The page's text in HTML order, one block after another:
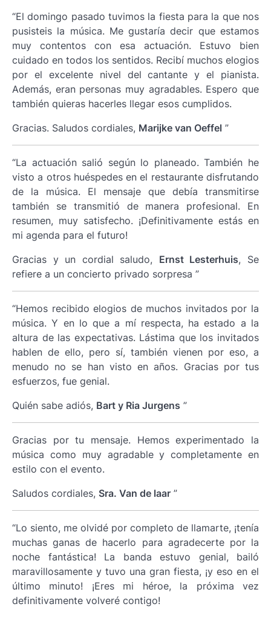
“El domingo pasado tuvimos la fiesta para la que nos
pusisteis la música. Me gustaría decir que estamos
muy contentos con esa actuación. Estuvo bien
cuidado en todos los sentidos. Recibí muchos elogios
por el excelente nivel del cantante y el pianista.
Además, eran personas muy agradables. Espero que
también quieras hacerles llegar esos cumplidos.
Gracias. Saludos cordiales, Marijke van Oeffel ”
“La actuación salió según lo planeado. También he
visto a otros huéspedes en el restaurante disfrutando
de la música. El mensaje que debía transmitirse
también se transmitió de manera profesional. En
resumen, muy satisfecho. ¡Definitivamente estás en
mi agenda para el futuro!
Gracias y un cordial saludo, Ernst Lesterhuis, Se
refiere a un concierto privado sorpresa ”
“Hemos recibido elogios de muchos invitados por la
música. Y en lo que a mí respecta, ha estado a la
altura de las expectativas. Lástima que los invitados
hablen de ello, pero sí, también vienen por eso, a
menudo no se han visto en años. Gracias por tus
esfuerzos, fue genial.
Quién sabe adiós, Bart y Ria Jurgens ”
Gracias por tu mensaje. Hemos experimentado la
música como muy agradable y completamente en
estilo con el evento.
Saludos cordiales, Sra. Van de laar ”
“Lo siento, me olvidé por completo de llamarte, ¡tenía
muchas ganas de hacerlo para agradecerte por la
noche fantástica! La banda estuvo genial, bailó
maravillosamente y tuvo una gran fiesta, ¡y eso en el
último minuto! ¡Eres mi héroe, la próxima vez
definitivamente volveré contigo!